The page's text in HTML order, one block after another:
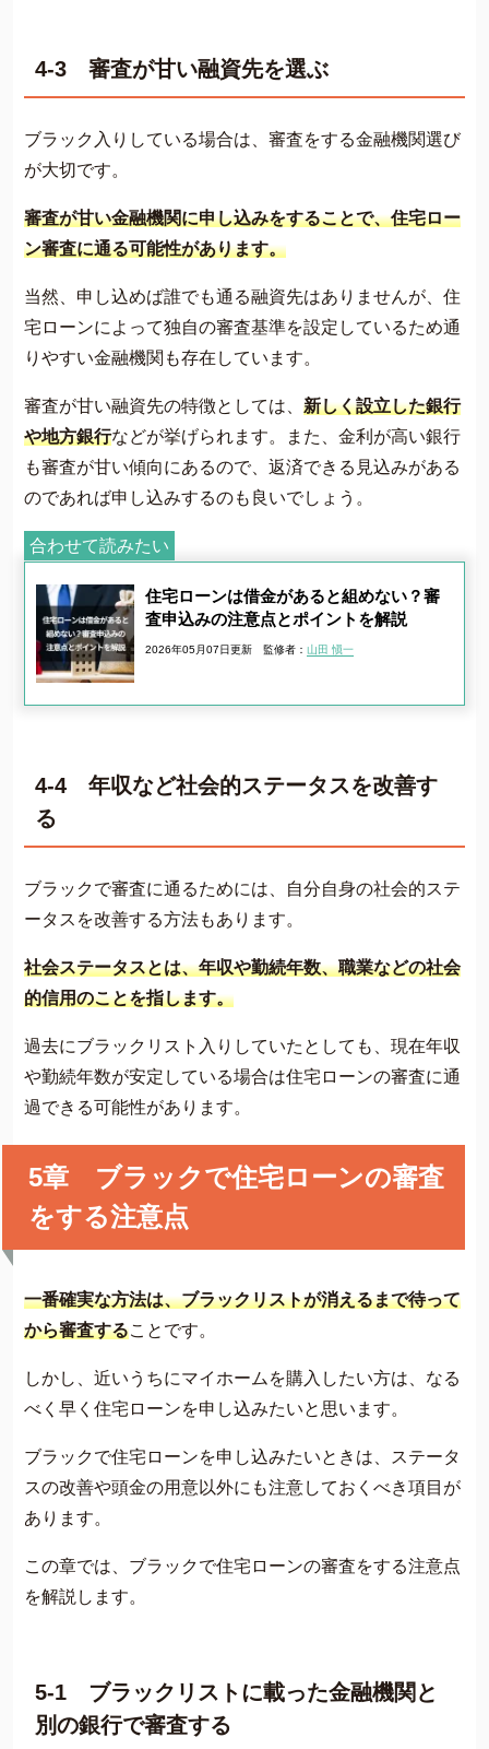
4-3 審査が甘い融資先を選ぶ
ブラック入りしている場合は、審査をする金融機関選び
が大切です。
審査が甘い金融機関に申し込みをすることで、住宅ロー
ン審査に通る可能性があります。
当然、申し込めば誰でも通る融資先はありませんが、住
宅ローンによって独自の審査基準を設定しているため通
りやすい金融機関も存在しています。
審査が甘い融資先の特徴としては、 新しく設立した銀行
や地方銀行などが挙げられます。また、金利が高い銀行
も審査が甘い傾向にあるので、返済できる見込みがある
のであれば申し込みするのも良いでしょう。
合わせて読みたい
住宅ローンは借金があると組めない？審
査申込みの注意点とポイントを解説
2026年05月07日更新 監修者： 山田 愼一
4-4 年収など社会的ステータスを改善す
る
ブラックで審査に通るためには、自分自身の社会的ステ
ータスを改善する方法もあります。
社会ステータスとは、年収や勤続年数、職業などの社会
的信用のことを指します。
過去にブラックリスト入りしていたとしても、現在年収
や勤続年数が安定している場合は住宅ローンの審査に通
過できる可能性があります。
5章 ブラックで住宅ローンの審査
をする注意点
一番確実な方法は、ブラックリストが消えるまで待って
から審査することです。
しかし、近いうちにマイホームを購入したい方は、なる
べく早く住宅ローンを申し込みたいと思います。
ブラックで住宅ローンを申し込みたいときは、ステータ
スの改善や頭金の用意以外にも注意しておくべき項目が
あります。
この章では、ブラックで住宅ローンの審査をする注意点
を解説します。
5-1 ブラックリストに載った金融機関と
別の銀行で審査する